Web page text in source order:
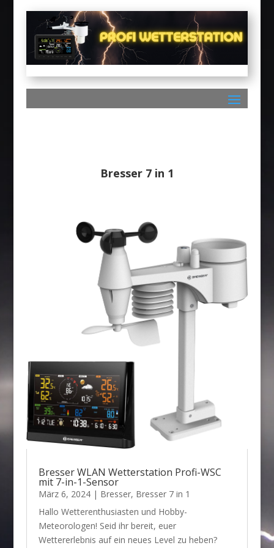
Bresser 7 in 1
Bresser WLAN Wetterstation Profi-WSC
mit 7-in-1-Sensor
März 6, 2024| Bresser, Bresser 7 in 1
Hallo Wetterenthusiasten und Hobby-
Meteorologen! Seid ihr bereit, euer
Wettererlebnis auf ein neues Level zu heben?